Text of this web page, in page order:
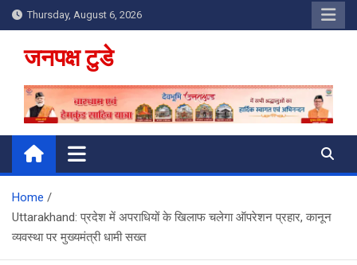
Skip
to
content
Thursday, August 6, 2026
जनपक्ष टुडे
Home
Uttarakhand: प्रदेश में अपराधियों के खिलाफ चलेगा ऑपरेशन प्रहार, कानून
व्यवस्था पर मुख्यमंत्री धामी सख्त